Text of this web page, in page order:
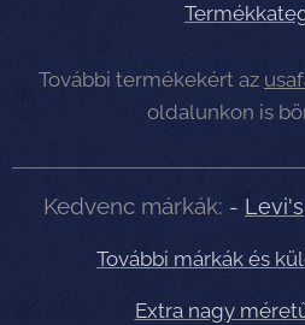
További termékekért az
oldalunkon is
Kedvenc márkák: - Levi's
További márkák és
Extra nagy